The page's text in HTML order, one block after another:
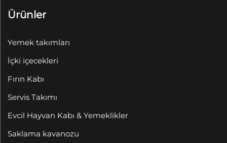
Ürünler
Yemek takımları
İçki içecekleri
Fırın Kabı
Servis Takımı
Evcil Hayvan Kabı & Yemeklikler
Saklama kavanozu